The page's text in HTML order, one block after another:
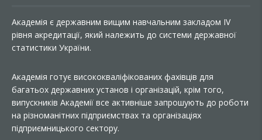
Академія є державним вищим навчальним закладом IV
рівня акредитації, який належить до системи державної
статистики України.
Академія готує висококваліфікованих фахівців для
багатьох державних установ і організацій, крім того,
випускників Академії все активніше запрошують до роботи
на різноманітних підприємствах та організаціях
підприємницького сектору.